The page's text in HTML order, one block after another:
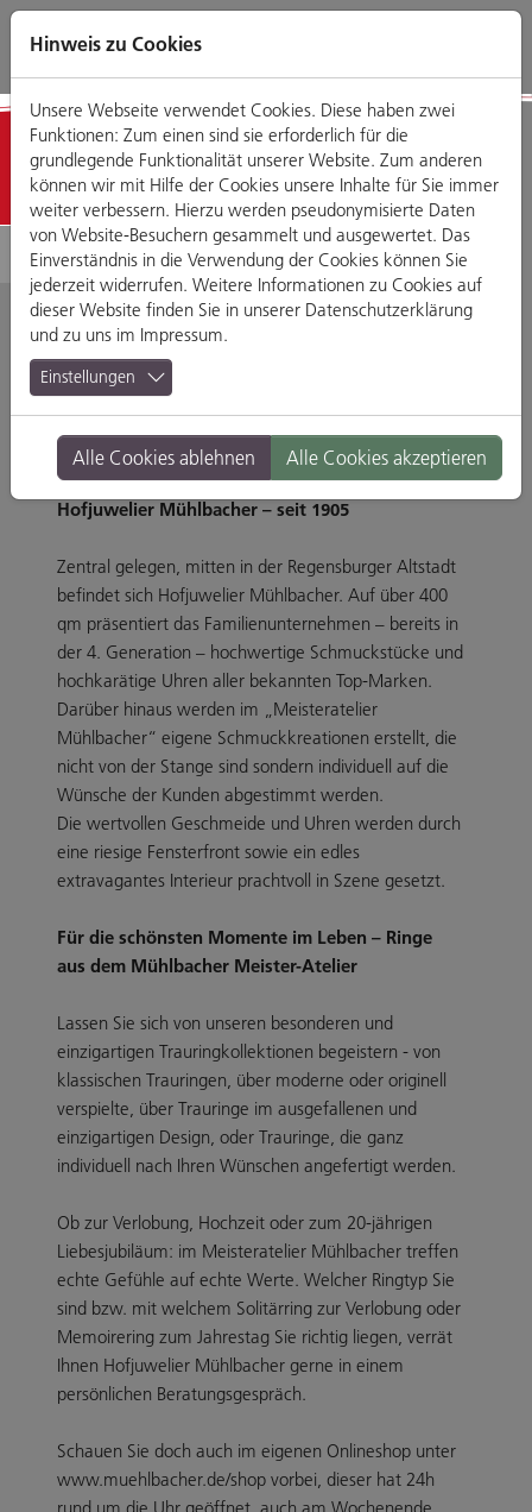
Direkt
zum
Zum
Hauptmenü
Zum
Footermenü
Zur
Website-
Detailansicht
Hofjuwelier
Mühlbacher
Hofjuwelier Mühlbacher – seit 1905
Zentral gelegen, mitten in der Regensburger Altstadt
befindet sich Hofjuwelier Mühlbacher. Auf über 400
qm präsentiert das Familienunternehmen – bereits in
der 4. Generation – hochwertige Schmuckstücke und
hochkarätige Uhren aller bekannten Top-Marken.
Darüber hinaus werden im „Meisteratelier
Mühlbacher“ eigene Schmuckkreationen erstellt, die
nicht von der Stange sind sondern individuell auf die
Wünsche der Kunden abgestimmt werden.
Die wertvollen Geschmeide und Uhren werden durch
eine riesige Fensterfront sowie ein edles
extravagantes Interieur prachtvoll in Szene gesetzt.
Für die schönsten Momente im Leben – Ringe
aus dem Mühlbacher Meister-Atelier
Lassen Sie sich von unseren besonderen und
einzigartigen Trauringkollektionen begeistern - von
klassischen Trauringen, über moderne oder originell
verspielte, über Trauringe im ausgefallenen und
einzigartigen Design, oder Trauringe, die ganz
individuell nach Ihren Wünschen angefertigt werden.
Ob zur Verlobung, Hochzeit oder zum 20-jährigen
Liebesjubiläum: im Meisteratelier Mühlbacher treffen
echte Gefühle auf echte Werte. Welcher Ringtyp Sie
sind bzw. mit welchem Solitärring zur Verlobung oder
Memoirering zum Jahrestag Sie richtig liegen, verrät
Ihnen Hofjuwelier Mühlbacher gerne in einem
persönlichen Beratungsgespräch.
Schauen Sie doch auch im eigenen Onlineshop unter
www.muehlbacher.de/shop vorbei, dieser hat 24h
Hinweis zu Cookies
Unsere Webseite verwendet Cookies. Diese haben zwei
Funktionen: Zum einen sind sie erforderlich für die
grundlegende Funktionalität unserer Website. Zum anderen
können wir mit Hilfe der Cookies unsere Inhalte für Sie immer
weiter verbessern. Hierzu werden pseudonymisierte Daten
von Website-Besuchern gesammelt und ausgewertet. Das
Einverständnis in die Verwendung der Cookies können Sie
jederzeit widerrufen. Weitere Informationen zu Cookies auf
dieser Website finden Sie in unserer Datenschutzerklärung
und zu uns im Impressum.
Einstellungen
Alle Cookies ablehnen Alle Cookies akzeptieren